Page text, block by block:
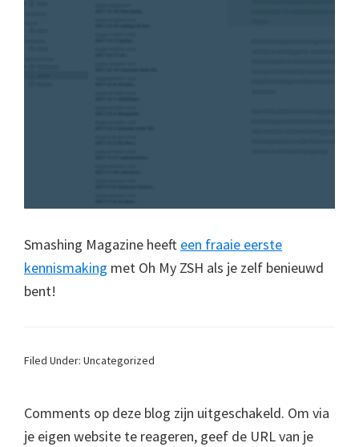
Smashing Magazine heeft een fraaie eerste
kennismaking met Oh My ZSH als je zelf benieuwd
bent!
Filed Under: Uncategorized
Comments op deze blog zijn uitgeschakeld. Om via
je eigen website te reageren, geef de URL van je